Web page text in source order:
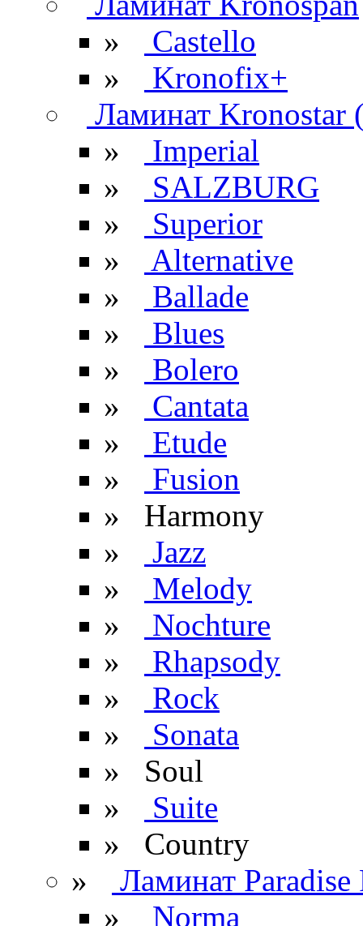
»
Castello
»
Kronofix+
Ламинат Kronostar
»
Imperial
»
SALZBURG
»
Superior
»
Alternative
»
Ballade
»
Blues
»
Bolero
»
Cantata
»
Etude
»
Fusion
» Harmony
»
Jazz
»
Melody
»
Nochture
»
Rhapsody
»
Rock
»
Sonata
» Soul
»
Suite
» Сountry
»
Ламинат Paradise
»
Norma